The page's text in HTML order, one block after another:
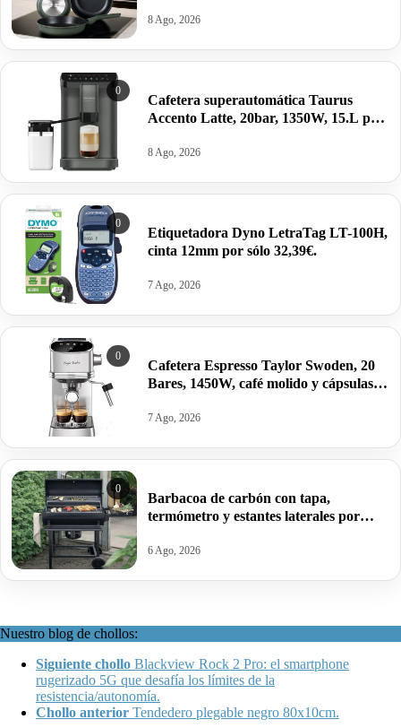
8 Ago, 2026
0
Cafetera superautomática Taurus
Accento Latte, 20bar, 1350W, 15.L por
8 Ago, 2026
0
Etiquetadora Dyno LetraTag LT-100H,
cinta 12mm por sólo 32,39€.
7 Ago, 2026
0
Cafetera Espresso Taylor Swoden, 20
Bares, 1450W, café molido y cápsulas
7 Ago, 2026
0
Barbacoa de carbón con tapa,
termómetro y estantes laterales por
6 Ago, 2026
Nuestro blog de chollos:
Siguiente chollo Blackview Rock 2 Pro: el smartphone
rugerizado 5G que desafía los límites de la
resistencia/autonomía.
Chollo anterior Tendedero plegable negro 80x10cm.